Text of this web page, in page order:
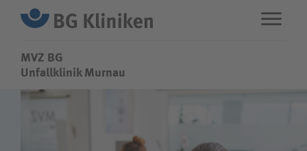
MVZ BG
MVZ BG
Unfallklinik Murnau